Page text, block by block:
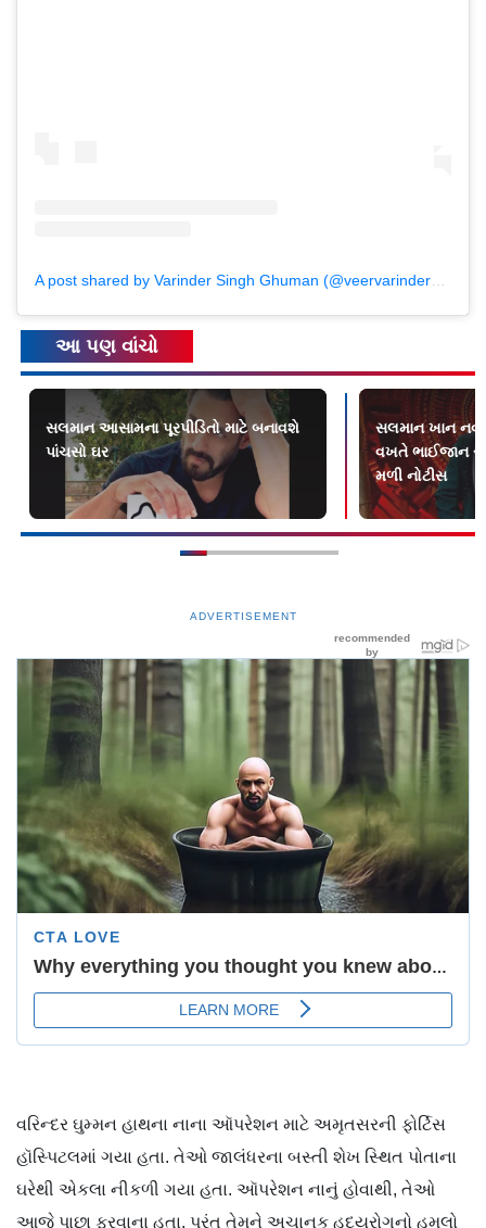
આ પણ વાંચો
સલમાન આસામના પૂરપીડિતો માટે બનાવશે
પાંચસો ઘર
સલમાન ખાન
વખતે ભાઈજાન
મળી નોટીસ
ADVERTISEMENT
વરિન્દર ઘુમ્મન હાથના નાના ઑપરેશન માટે અમૃતસરની ફોર્ટિસ
હૉસ્પિટલમાં ગયા હતા. તેઓ જાલંધરના બસ્તી શેખ સ્થિત પોતાના
ઘરેથી એકલા નીકળી ગયા હતા. ઑપરેશન નાનું હોવાથી, તેઓ
આજે પાછા ફરવાના હતા, પરંતુ તેમને અચાનક હૃદયરોગનો હુમલો